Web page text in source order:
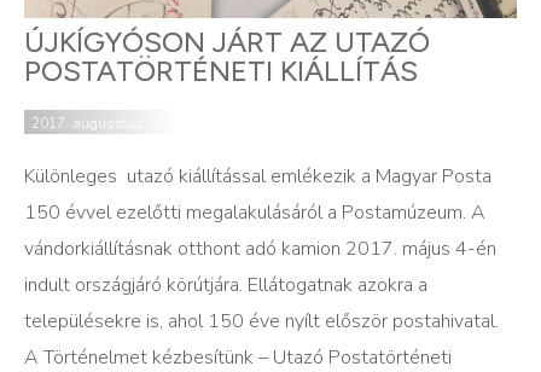
ÚJKÍGYÓSON JÁRT AZ UTAZÓ
POSTATÖRTÉNETI KIÁLLÍTÁS
2017. augusztus 02.
Különleges utazó kiállítással emlékezik a Magyar Posta
150 évvel ezelőtti megalakulásáról a Postamúzeum. A
vándorkiállításnak otthont adó kamion 2017. május 4-én
indult országjáró körútjára. Ellátogatnak azokra a
településekre is, ahol 150 éve nyílt először postahivatal.
A Történelmet kézbesítünk – Utazó Postatörténeti